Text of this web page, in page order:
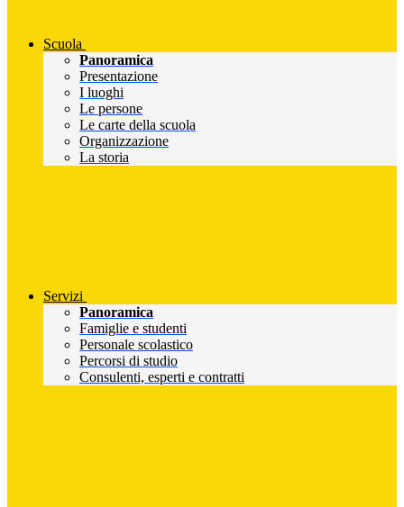
Scuola
Panoramica
Presentazione
I luoghi
Le persone
Le carte della scuola
Organizzazione
La storia
Servizi
Panoramica
Famiglie e studenti
Personale scolastico
Percorsi di studio
Consulenti, esperti e contratti